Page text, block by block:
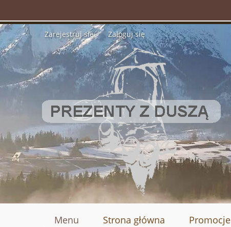
Zarejestruj się Zaloguj się
Menu Strona główna Promocje